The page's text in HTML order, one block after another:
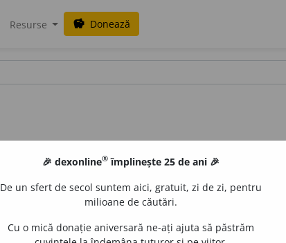
Resurse savings Donează
🎉 dexonline® împlinește 25 de ani 🎉
De un sfert de secol suntem aici, gratuit, zi de zi, pentru
milioane de căutări.
Cu o mică donație aniversară ne-ați ajuta să păstrăm